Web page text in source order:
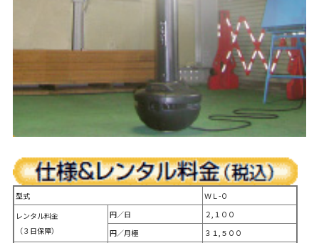
型式
ＷＬ-０
レンタル料金
（３日保障）
円／日
２,１００
円／月極
３１,５００